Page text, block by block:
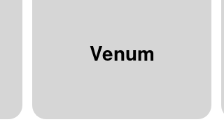
Venum